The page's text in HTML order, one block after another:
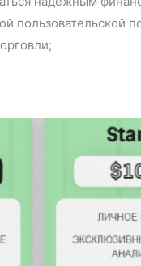
пользовательской